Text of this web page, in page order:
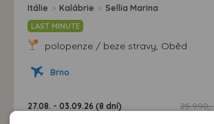
Itálie > Kalábrie > Sellia Marina
LAST MINUTE
polopenze / beze stravy, Oběd
Brno
27.08. - 03.09.26 (8 dní) 25 990,-